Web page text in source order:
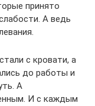
принято
А ведь
с кровати, а
до работы и
А
И с каждым